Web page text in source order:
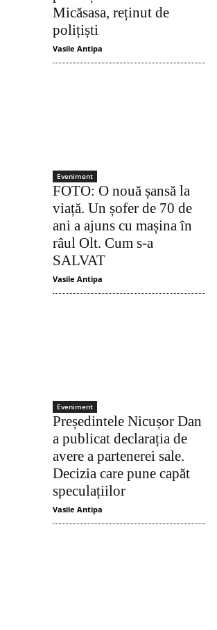
Micăsasa, reținut de
polițiști
Vasile Antipa
Eveniment
FOTO: O nouă șansă la
viață. Un șofer de 70 de
ani a ajuns cu mașina în
râul Olt. Cum s-a
SALVAT
Vasile Antipa
Eveniment
Președintele Nicușor Dan
a publicat declarația de
avere a partenerei sale.
Decizia care pune capăt
speculațiilor
Vasile Antipa